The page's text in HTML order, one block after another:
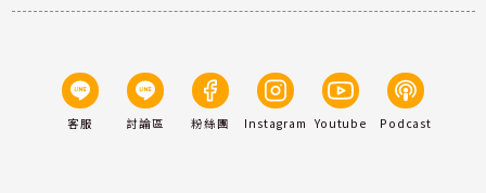
客服 討論區 粉絲團 Instagram Youtube Podcast